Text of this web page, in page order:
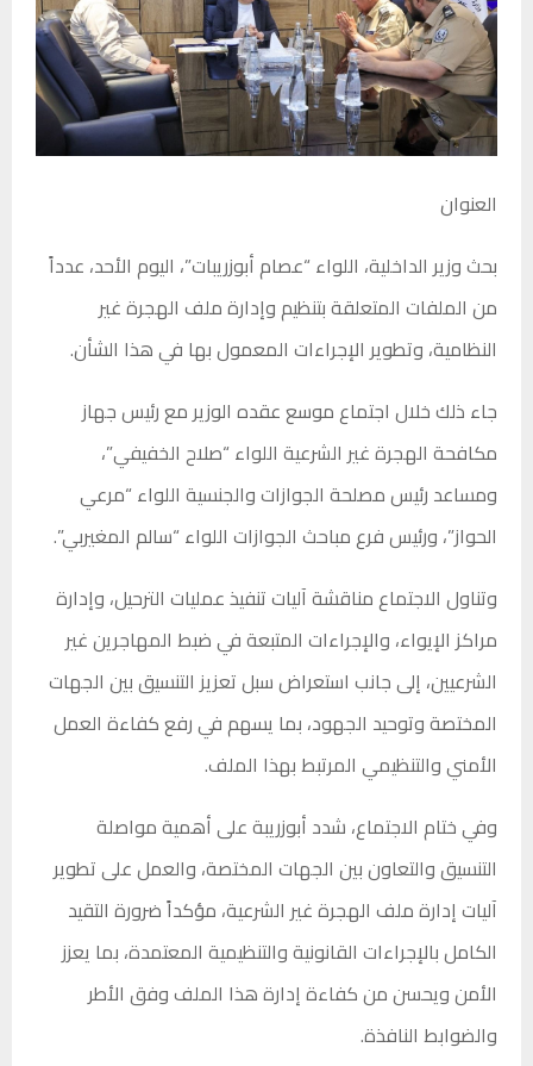
العنوان
بحث وزير الداخلية، اللواء “عصام أبوزريبات”، اليوم الأحد، عدداً
من الملفات المتعلقة بتنظيم وإدارة ملف الهجرة غير
النظامية، وتطوير الإجراءات المعمول بها في هذا الشأن.
جاء ذلك خلال اجتماع موسع عقده الوزير مع رئيس جهاز
مكافحة الهجرة غير الشرعية اللواء “صلاح الخفيفي”،
ومساعد رئيس مصلحة الجوازات والجنسية اللواء “مرعي
الحواز”، ورئيس فرع مباحث الجوازات اللواء “سالم المغيربي”.
وتناول الاجتماع مناقشة آليات تنفيذ عمليات الترحيل، وإدارة
مراكز الإيواء، والإجراءات المتبعة في ضبط المهاجرين غير
الشرعيين، إلى جانب استعراض سبل تعزيز التنسيق بين الجهات
المختصة وتوحيد الجهود، بما يسهم في رفع كفاءة العمل
الأمني والتنظيمي المرتبط بهذا الملف.
وفي ختام الاجتماع، شدد أبوزريبة على أهمية مواصلة
التنسيق والتعاون بين الجهات المختصة، والعمل على تطوير
آليات إدارة ملف الهجرة غير الشرعية، مؤكداً ضرورة التقيد
الكامل بالإجراءات القانونية والتنظيمية المعتمدة، بما يعزز
الأمن ويحسن من كفاءة إدارة هذا الملف وفق الأطر
والضوابط النافذة.